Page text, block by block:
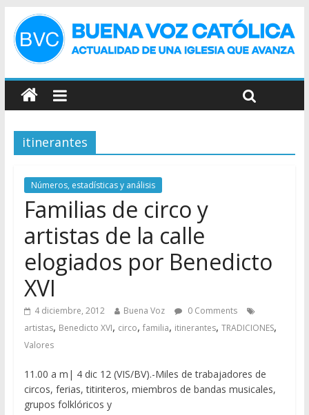
itinerantes
Números, estadísticas y análisis
Familias de circo y
artistas de la calle
elogiados por Benedicto
XVI
4 diciembre, 2012 Buena Voz
0 Comments
artistas, Benedicto XVI, circo, familia, itinerantes, TRADICIONES,
Valores
11.00 a m| 4 dic 12 (VIS/BV).-Miles de trabajadores de
circos, ferias, titiriteros, miembros de bandas musicales,
grupos folklóricos y